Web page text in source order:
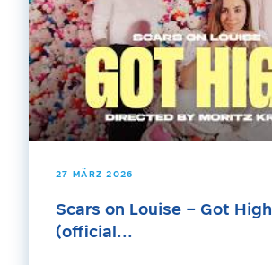
27 MÄRZ 2026
Scars on Louise – Got High
(official...